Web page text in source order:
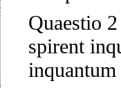
Quaestio 2
spirent